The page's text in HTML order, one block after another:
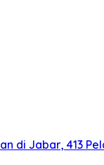
di Jabar, 413